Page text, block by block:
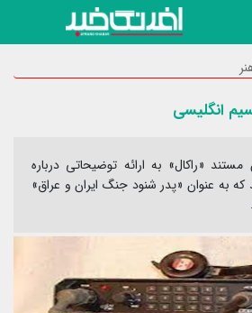
انگلیسی
مستند «راکال» به ارائه توضیحاتی درباره
به عنوان «پدر شنود جنگ ایران و عراق»